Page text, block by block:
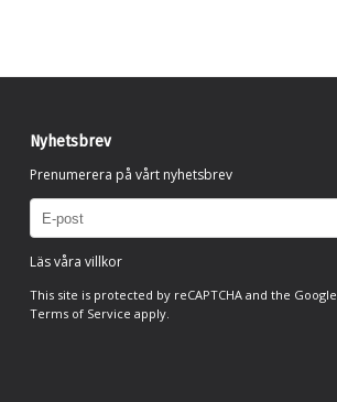
Nyhetsbrev
Prenumerera på vårt nyhetsbrev
Läs våra villkor
This site is protected by reCAPTCHA and the Google
Terms of Service apply.